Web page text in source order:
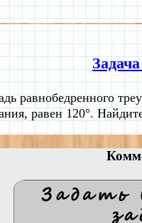
равнобедренного
равен 120°.